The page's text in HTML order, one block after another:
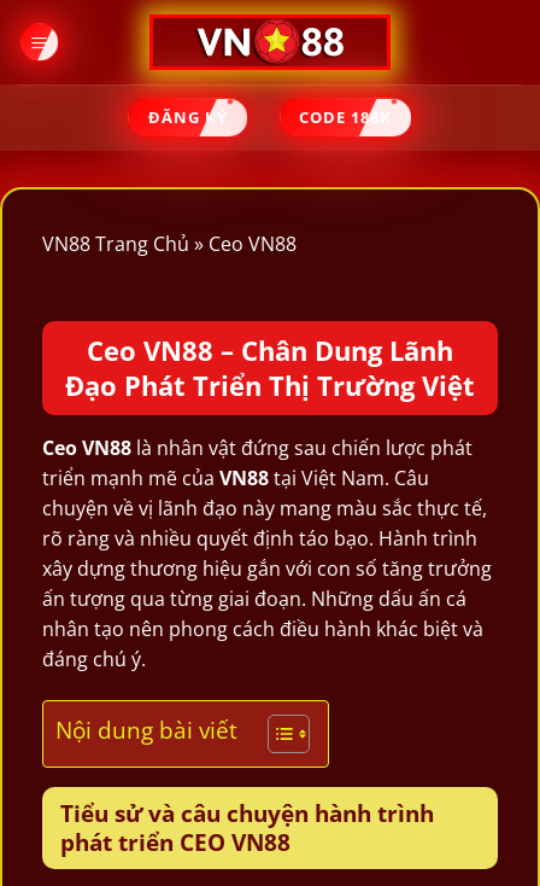
Skip
content
ĐĂNG KÝ CODE 188K
VN88 Trang Chủ » Ceo VN88
Ceo VN88 – Chân Dung Lãnh
Đạo Phát Triển Thị Trường Việt
Ceo VN88 là nhân vật đứng sau chiến lược phát
triển mạnh mẽ của VN88tại Việt Nam. Câu
chuyện về vị lãnh đạo này mang màu sắc thực tế,
rõ ràng và nhiều quyết định táo bạo. Hành trình
xây dựng thương hiệu gắn với con số tăng trưởng
ấn tượng qua từng giai đoạn. Những dấu ấn cá
nhân tạo nên phong cách điều hành khác biệt và
đáng chú ý.
Nội dung bài viết
Tiểu sử và câu chuyện hành trình
phát triển CEO VN88